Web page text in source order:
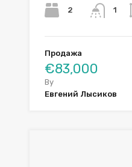
2 1
Продажа
€83,000
By
Евгений Лысиков